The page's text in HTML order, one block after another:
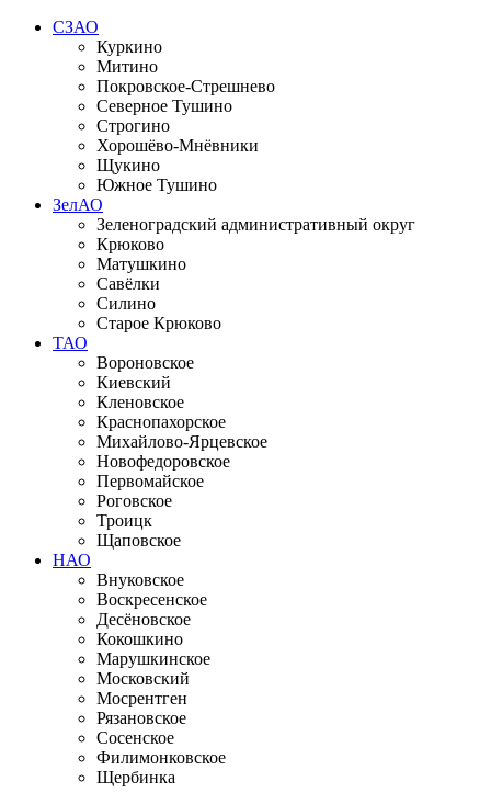
СЗАО
Куркино
Митино
Покровское-Стрешнево
Северное Тушино
Строгино
Хорошёво-Мнёвники
Щукино
Южное Тушино
ЗелАО
Зеленоградский административный округ
Крюково
Матушкино
Савёлки
Силино
Старое Крюково
ТАО
Вороновское
Киевский
Кленовское
Краснопахорское
Михайлово-Ярцевское
Новофедоровское
Первомайское
Роговское
Троицк
Щаповское
НАО
Внуковское
Воскресенское
Десёновское
Кокошкино
Марушкинское
Московский
Мосрентген
Рязановское
Сосенское
Филимонковское
Щербинка